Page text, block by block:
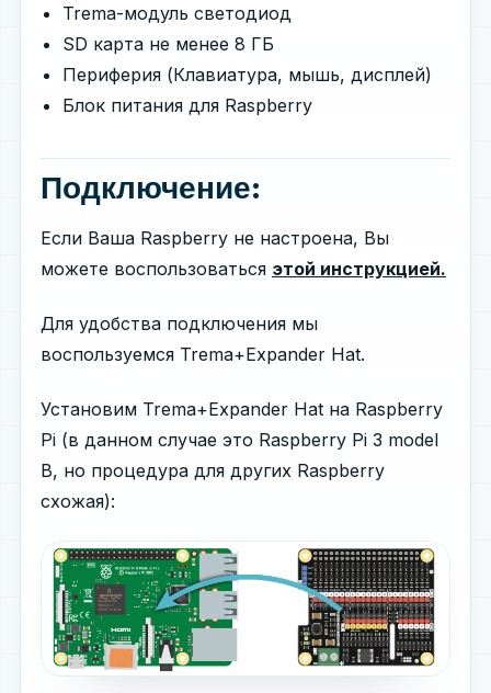
Trema-модуль светодиод
SD карта не менее 8 ГБ
Периферия (Клавиатура, мышь, дисплей)
Блок питания для Raspberry
Подключение:
Если Ваша Raspberry не настроена, Вы
можете воспользоваться этой инструкцией.
Для удобства подключения мы
воспользуемся Trema+Expander Hat.
Установим Trema+Expander Hat на Raspberry
Pi (в данном случае это Raspberry Pi 3 model
B, но процедура для других Raspberry
схожая):